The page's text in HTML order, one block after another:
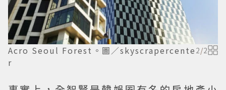
Acro Seoul Forest。圖／skyscrapercente
r
2/2